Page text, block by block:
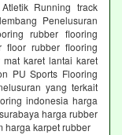
Running track
Penelusuran
rubber flooring
rubber flooring
karet lantai karet
PU Sports Flooring
yang terkait
indonesia harga
harga rubber
harga karpet rubber